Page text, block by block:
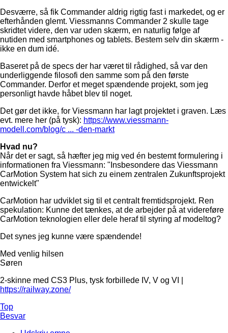
Desværre, så fik Commander aldrig rigtig fast i markedet, og er
efterhånden glemt. Viessmanns Commander 2 skulle tage
skridtet videre, den var uden skærm, en naturlig følge af
nutiden med smartphones og tablets. Bestem selv din skærm -
ikke en dum idé.
Baseret på de specs der har været til rådighed, så var den
underliggende filosofi den samme som på den første
Commander. Derfor et meget spændende projekt, som jeg
personligt havde håbet blev til noget.
Det gør det ikke, for Viessmann har lagt projektet i graven. Læs
evt. mere her (på tysk): https://www.viessmann-
modell.com/blog/c ... -den-markt
Hvad nu?
Når det er sagt, så hæfter jeg mig ved én bestemt formulering i
informationen fra Viessmann: "Insbesondere das Viessmann
CarMotion System hat sich zu einem zentralen Zukunftsprojekt
entwickelt"
CarMotion har udviklet sig til et centralt fremtidsprojekt. Ren
spekulation: Kunne det tænkes, at de arbejder på at videreføre
CarMotion teknologien eller dele heraf til styring af modeltog?
Det synes jeg kunne være spændende!
Med venlig hilsen
Søren
2-skinne med CS3 Plus, tysk forbillede IV, V og VI |
https://railway.zone/
Top
Besvar